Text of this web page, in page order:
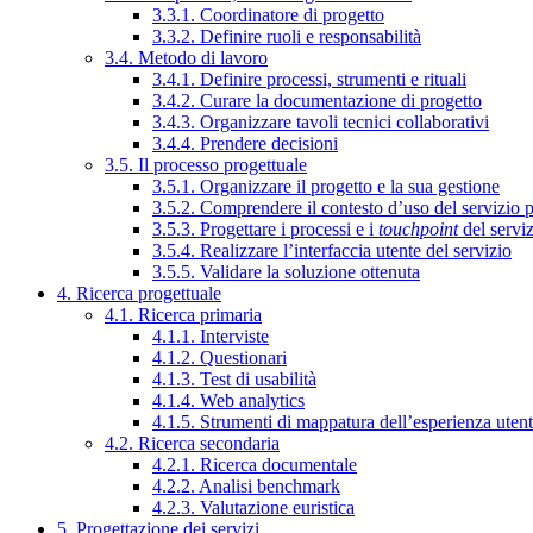
3.3.1. Coordinatore di progetto
3.3.2. Definire ruoli e responsabilità
3.4. Metodo di lavoro
3.4.1. Definire processi, strumenti e rituali
3.4.2. Curare la documentazione di progetto
3.4.3. Organizzare tavoli tecnici collaborativi
3.4.4. Prendere decisioni
3.5. Il processo progettuale
3.5.1. Organizzare il progetto e la sua gestione
3.5.2. Comprendere il contesto d’uso del servizio
3.5.3. Progettare i processi e i touchpointdel
3.5.4. Realizzare l’interfaccia utente del servizio
3.5.5. Validare la soluzione ottenuta
4. Ricerca progettuale
4.1. Ricerca primaria
4.1.1. Interviste
4.1.2. Questionari
4.1.3. Test di usabilità
4.1.4. Web analytics
4.1.5. Strumenti di mappatura dell’esperienza
4.2. Ricerca secondaria
4.2.1. Ricerca documentale
4.2.2. Analisi benchmark
4.2.3. Valutazione euristica
5. Progettazione dei servizi